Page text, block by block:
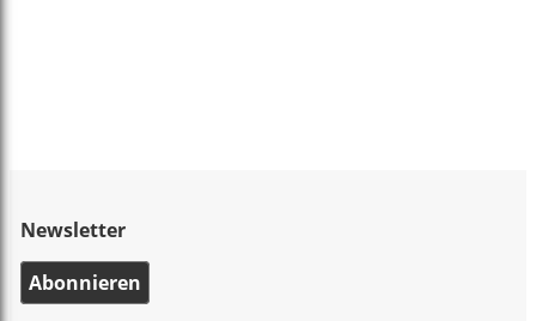
Newsletter
Abonnieren